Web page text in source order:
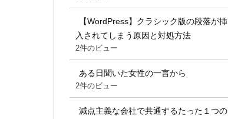
【WordPress】クラシック版の段落が挿
入されてしまう原因と対処方法
2件のビュー
ある日聞いた女性の一言から
2件のビュー
減点主義な会社で共通するたった１つの